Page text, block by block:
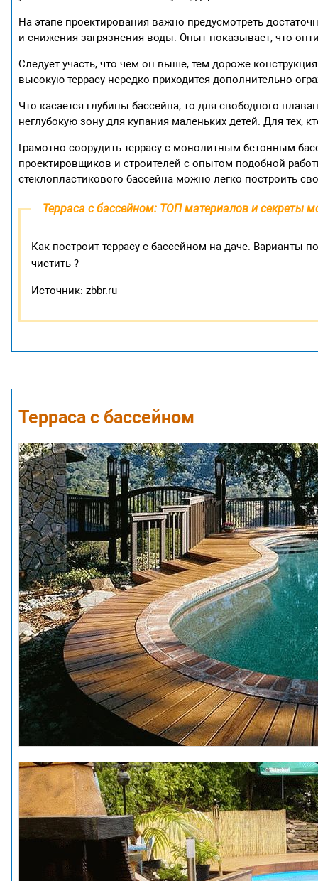
На этапе проектирования важно предусмотреть
и снижения загрязнения воды. Опыт показывает, что
Следует участь, что чем он выше, тем дороже
высокую террасу нередко приходится дополнительно
Что касается глубины бассейна, то для свободного
неглубокую зону для купания маленьких детей. Для тех,
Грамотно соорудить террасу с монолитным бетонным
проектировщиков и строителей с опытом подобной
стеклопластикового бассейна можно легко построить
Терраса с бассейном: ТОП материалов и секреты
Как построит террасу с бассейном на даче. Варианты
чистить ?
Источник: zbbr.ru
Терраса с бассейном